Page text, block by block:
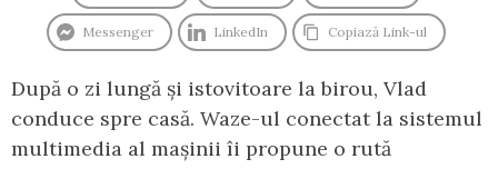
Messenger LinkedIn Copiază Link-ul
După o zi lungă și istovitoare la birou, Vlad
conduce spre casă. Waze-ul conectat la sistemul
multimedia al mașinii îi propune o rută